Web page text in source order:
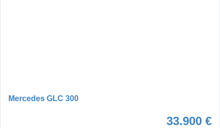
Mercedes GLC 300
33.900 €